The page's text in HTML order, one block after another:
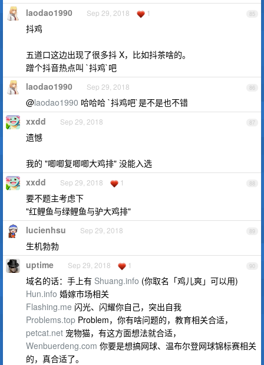
85
laodao1990 Sep 29, 2018 1
抖鸡
五道口这边出现了很多抖 X，比如抖茶啥的。
蹭个抖音热点叫 `抖鸡`吧
86
laodao1990 Sep 29, 2018
@laodao1990 哈哈哈 `抖鸡吧`是不是也不错
87
xxdd Sep 29, 2018
遗憾
我的 "唧唧复唧唧大鸡排" 没能入选
88
xxdd Sep 29, 2018 1
要不题主考虑下
"红鲤鱼与绿鲤鱼与驴大鸡排"
89
lucienhsu Sep 29, 2018
生机勃勃
90
uptime Sep 29, 2018 1
域名的话：手上有 Shuang.info (你取名「鸡儿爽」可以用)
Hun.info 婚嫁市场相关
Flashing.me 闪光、闪耀你自己，突出自我
Problems.top Problem，你有啥问题的，教育相关合适，
petcat.net 宠物猫，有这方面想法就合适，
Wenbuerdeng.com 你要是想搞网球、温布尔登网球锦标赛相关
的，真合适了。